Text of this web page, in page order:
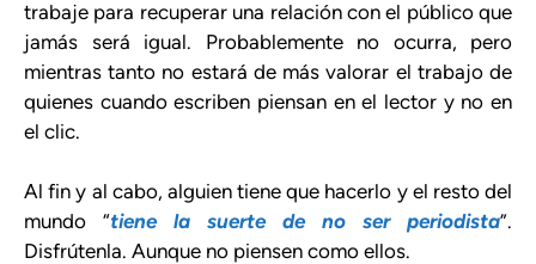
trabaje para recuperar una relación con el público que
jamás será igual. Probablemente no ocurra, pero
mientras tanto no estará de más valorar el trabajo de
quienes cuando escriben piensan en el lector y no en
el clic.
Al fin y al cabo, alguien tiene que hacerlo y el resto del
mundo “tiene la suerte de no ser periodista”.
Disfrútenla. Aunque no piensen como ellos.